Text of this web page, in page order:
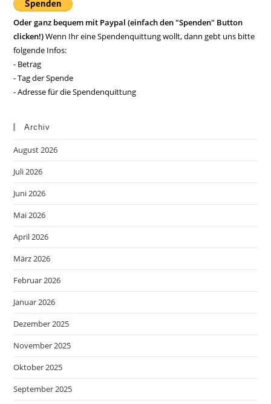
Oder ganz bequem mit Paypal (einfach den "Spenden" Button
clicken!)Wenn Ihr eine Spendenquittung wollt, dann gebt uns bitte
folgende Infos:
- Betrag
- Tag der Spende
- Adresse für die Spendenquittung
Archiv
August 2026
Juli 2026
Juni 2026
Mai 2026
April 2026
März 2026
Februar 2026
Januar 2026
Dezember 2025
November 2025
Oktober 2025
September 2025